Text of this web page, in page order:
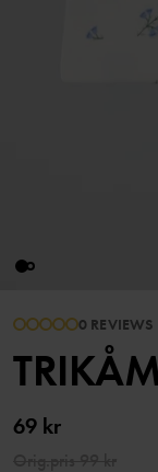
0 REVIEWS
69 kr